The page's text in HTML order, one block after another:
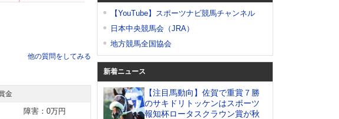
他の質問をしてみる
金
障害：0万円
【YouTube】スポーツナビ競馬チャンネル
日本中央競馬会（JRA）
地方競馬全国協会
新着ニュース
【注目馬動向】佐賀で重賞７勝
のサキドリトッケンはスポーツ
報知杯ロータスクラウン賞が秋